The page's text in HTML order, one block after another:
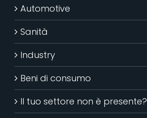
Automotive
Sanità
Industry
Beni di consumo
Il tuo settore non è presente?